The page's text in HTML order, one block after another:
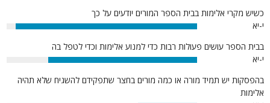
כשיש מקרי אלימות בבית הספר המורים יודעים על כך
י-יא
95%
בבית הספר עושים פעולות רבות כדי למנוע אלימות וכדי לטפל בה
י-יא
78%
בהפסקות יש תמיד מורה או כמה מורים בחצר שתפקידם להשגיח שלא תהיה
אלימות